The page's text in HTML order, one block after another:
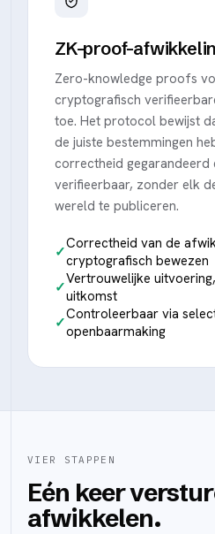
ZK-proof-
Zero-knowledge proofs
cryptografisch
toe. Het protocol bewijst
de juiste bestemmingen
correctheid gegarandeerd
verifieerbaar, zonder elk
wereld te publiceren.
Correctheid van de
cryptografisch bewezen
Vertrouwelijke
uitkomst
Controleerbaar via
openbaarmaking
VIER STAPPEN
Eén keer
afwikkelen.